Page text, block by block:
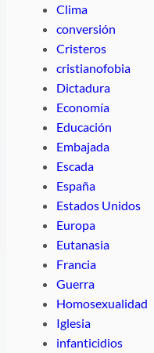
Clima
conversión
Cristeros
cristianofobia
Dictadura
Economía
Educación
Embajada
Escada
España
Estados Unidos
Europa
Eutanasia
Francia
Guerra
Homosexualidad
Iglesia
infanticidios